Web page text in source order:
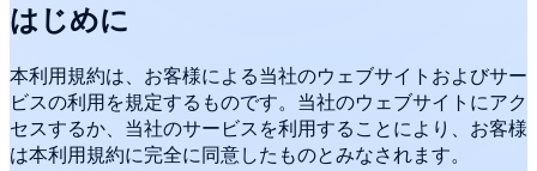
はじめに
本利用規約は、お客様による当社のウェブサイトおよびサー
ビスの利用を規定するものです。当社のウェブサイトにアク
セスするか、当社のサービスを利用することにより、お客様
は本利用規約に完全に同意したものとみなされます。